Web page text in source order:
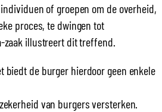
of groepen om de overheid,
proces, te dwingen tot
zaak illustreert dit treffend.
biedt de burger hierdoor geen enkele
van burgers versterken.